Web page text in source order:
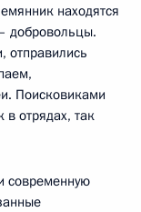
находятся
добровольцы.
отправились
Поисковиками
в отрядах, так
современную